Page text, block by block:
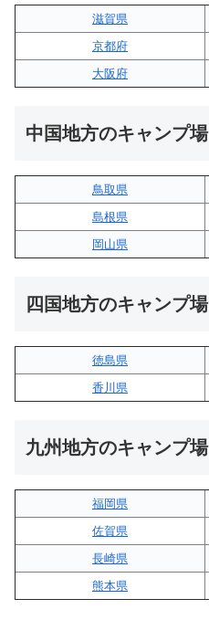
滋賀県
京都府
大阪府
中国地方のキャンプ場
鳥取県
島根県
岡山県
四国地方のキャンプ場
徳島県
香川県
九州地方のキャンプ場
福岡県
佐賀県
長崎県
熊本県